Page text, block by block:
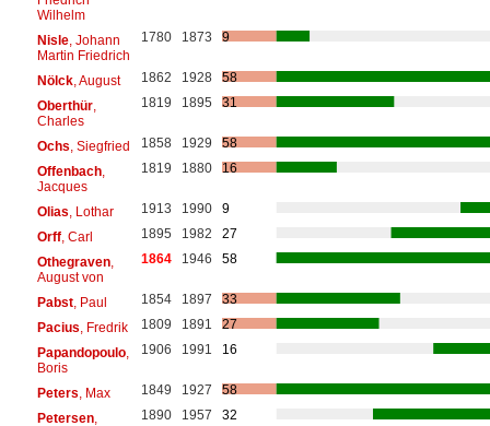
Wilhelm
Nisle, Johann
Martin Friedrich
1780 1873 9
Nölck, August 1862 1928
58
Oberthür,
Charles
1819 1895 31
Ochs , Siegfried 1858 1929
58
Offenbach,
Jacques
1819 1880 16
Olias , Lothar 1913 1990
9
Orff, Carl 1895 1982
27
Othegraven,
August von
1864 1946 58
Pabst, Paul 1854 1897
33
Pacius , Fredrik 1809 1891
27
Papandopoulo,
Boris
1906 1991 16
Peters , Max 1849 1927
58
Petersen,
1890 1957 32